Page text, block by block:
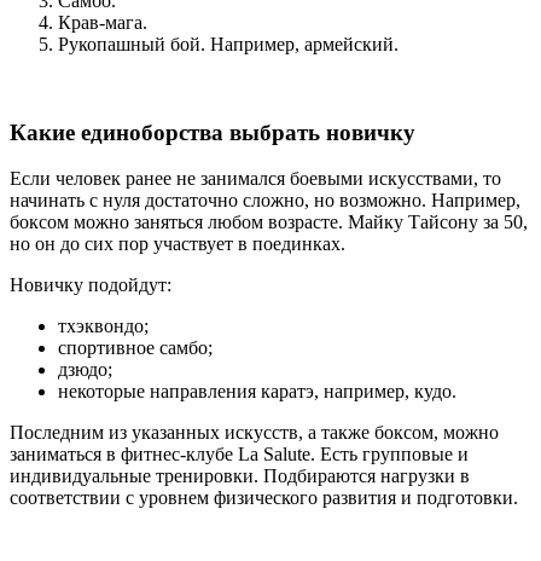
Крав-мага.
Рукопашный бой. Например, армейский.
Какие единоборства выбрать новичку
Если человек ранее не занимался боевыми искусствами, то
начинать с нуля достаточно сложно, но возможно. Например,
боксом можно заняться любом возрасте. Майку Тайсону за 50,
но он до сих пор участвует в поединках.
Новичку подойдут:
тхэквондо;
спортивное самбо;
дзюдо;
некоторые направления каратэ, например, кудо.
Последним из указанных искусств, а также боксом, можно
заниматься в фитнес-клубе La Salute. Есть групповые и
индивидуальные тренировки. Подбираются нагрузки в
соответствии с уровнем физического развития и подготовки.